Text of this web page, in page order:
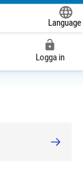
Language
Logga in